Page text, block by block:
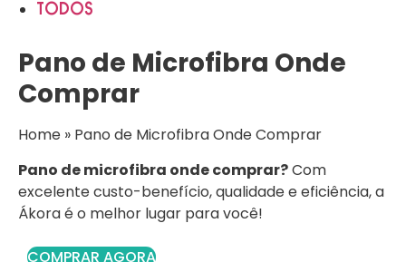
TODOS
Pano de Microfibra Onde
Comprar
Home » Pano de Microfibra Onde Comprar
Pano de microfibra onde comprar?Com
excelente custo-benefício, qualidade e eficiência, a
Ákora é o melhor lugar para você!
COMPRAR AGORA